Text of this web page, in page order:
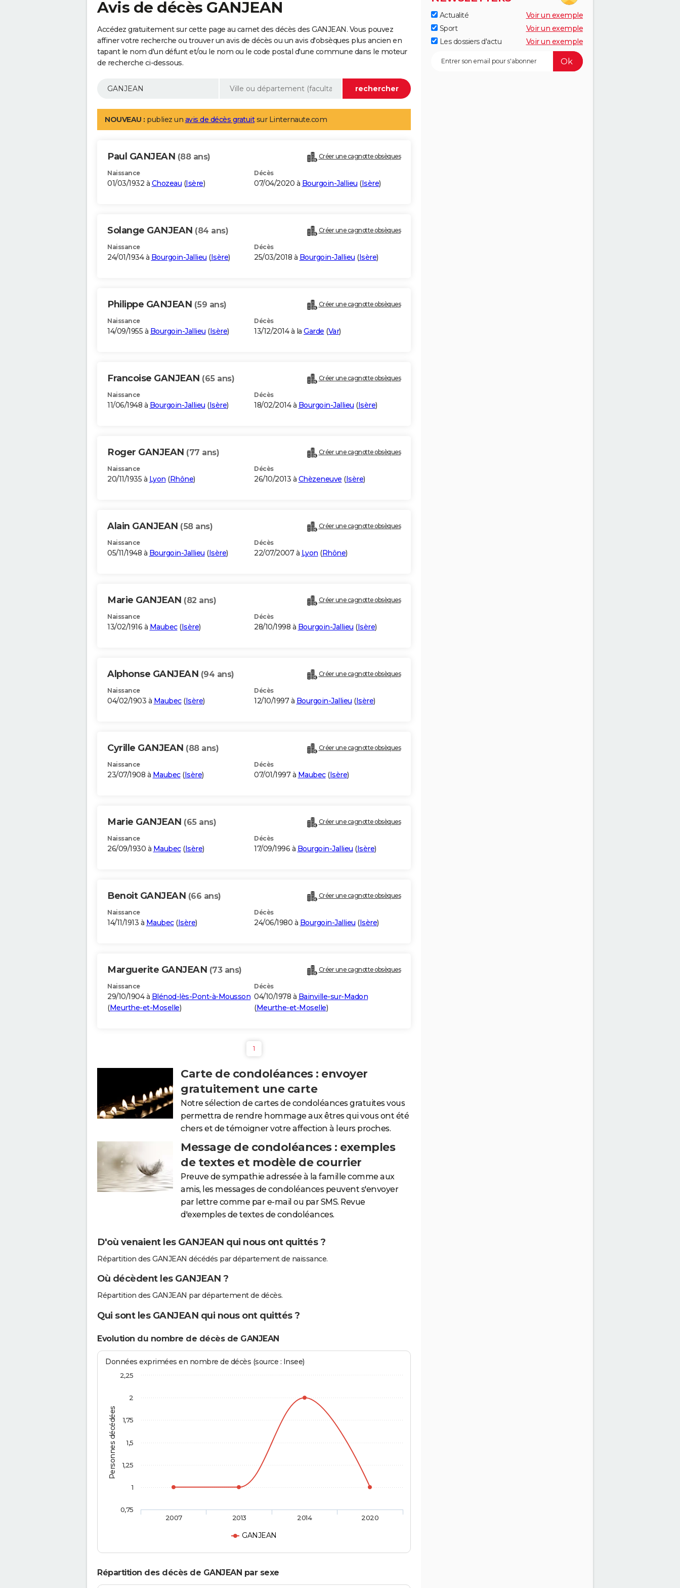
Avis de décès GANJEAN
Accédez gratuitement sur cette page au carnet des décès des GANJEAN. Vous pouvez
affiner votre recherche ou trouver un avis de décès ou un avis d'obsèques plus ancien en
tapant le nom d'un défunt et/ou le nom ou le code postal d'une commune dans le moteur
de recherche ci-dessous.
NOUVEAU : publiez un avis de décès gratuitsur Linternaute.com
Paul GANJEAN (88 ans) Créer une cagnotte obsèques
Naissance
01/03/1932 à Chozeau (Isère)
Décès
07/04/2020 à Bourgoin-Jallieu (Isère)
Solange GANJEAN (84 ans) Créer une cagnotte obsèques
Naissance
24/01/1934 à Bourgoin-Jallieu (Isère)
Décès
25/03/2018 à Bourgoin-Jallieu (Isère)
Philippe GANJEAN (59 ans) Créer une cagnotte obsèques
Naissance
14/09/1955 à Bourgoin-Jallieu (Isère)
Décès
13/12/2014 à la Garde (Var)
Francoise GANJEAN (65 ans) Créer une cagnotte obsèques
Naissance
11/06/1948 à Bourgoin-Jallieu (Isère)
Décès
18/02/2014 à Bourgoin-Jallieu (Isère)
Roger GANJEAN (77 ans) Créer une cagnotte obsèques
Naissance
20/11/1935 à Lyon (Rhône)
Décès
26/10/2013 à Chèzeneuve (Isère)
Alain GANJEAN (58 ans) Créer une cagnotte obsèques
Naissance
05/11/1948 à Bourgoin-Jallieu (Isère)
Décès
22/07/2007 à Lyon (Rhône)
Marie GANJEAN (82 ans) Créer une cagnotte obsèques
Naissance
13/02/1916 à Maubec(Isère)
Décès
28/10/1998 à Bourgoin-Jallieu (Isère)
Alphonse GANJEAN (94 ans) Créer une cagnotte obsèques
Naissance
04/02/1903 à Maubec(Isère)
Décès
12/10/1997 à Bourgoin-Jallieu (Isère)
Cyrille GANJEAN (88 ans) Créer une cagnotte obsèques
Naissance
23/07/1908 à Maubec(Isère)
Décès
07/01/1997 à Maubec(Isère)
Marie GANJEAN (65 ans) Créer une cagnotte obsèques
Naissance
26/09/1930 à Maubec(Isère)
Décès
17/09/1996 à Bourgoin-Jallieu (Isère)
Benoit GANJEAN (66 ans) Créer une cagnotte obsèques
Naissance
14/11/1913 à Maubec(Isère)
Décès
24/06/1980 à Bourgoin-Jallieu (Isère)
Marguerite GANJEAN (73 ans) Créer une cagnotte obsèques
Naissance
29/10/1904 à Blénod-lès-Pont-à-Mousson
(Meurthe-et-Moselle)
Décès
04/10/1978 à Bainville-sur-Madon
(Meurthe-et-Moselle)
1
Carte de condoléances : envoyer
gratuitement une carte
Notre sélection de cartes de condoléances gratuites vous
permettra de rendre hommage aux êtres qui vous ont été
chers et de témoigner votre affection à leurs proches.
Message de condoléances : exemples
de textes et modèle de courrier
Preuve de sympathie adressée à la famille comme aux
amis, les messages de condoléances peuvent s'envoyer
par lettre comme par e-mail ou par SMS. Revue
d'exemples de textes de condoléances.
D'où venaient les GANJEAN qui nous ont quittés ?
Répartition des GANJEAN décédés par département de naissance.
Où décèdent les GANJEAN ?
Répartition des GANJEAN par département de décès.
Qui sont les GANJEAN qui nous ont quittés ?
Evolution du nombre de décès de GANJEAN
Personnes décédées
Données exprimées en nombre de décès (source : Insee)
GANJEAN
2007 2013 2014 2020
0,75
1
1,25
1,5
1,75
2
2,25
Répartition des décès de GANJEAN par sexe
Actualité
Voir un exemple
Sport
Voir un exemple
Les dossiers d'actu
Voir un exemple